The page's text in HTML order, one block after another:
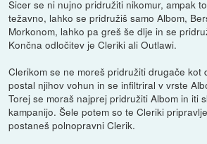
Sicer se ni nujno pridružiti nikomur, ampak
težavno, lahko se pridružiš samo Albom,
Morkonom, lahko pa greš še dlje in se
Končna odločitev je Cleriki ali Outlawi.
Clerikom se ne moreš pridružiti drugače kot
postal njihov vohun in se infiltriral v vrste
Torej se moraš najprej pridružiti Albom in iti
kampanijo. Šele potem so te Cleriki
postaneš polnopravni Clerik.